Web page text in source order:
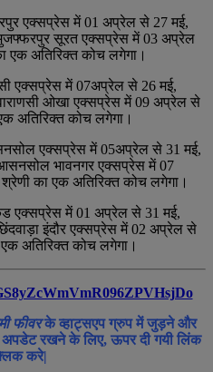
एक्‍सप्रेस में 01 अप्रेल से 27 मई,
सूरत एक्‍सप्रेस में 03 अप्रेल
एक अतिरिक्‍त कोच लगेगा।
एक्‍सप्रेस में 07अप्रेल से 26 मई,
ओखा एक्‍सप्रेस में 09 अप्रेल से
अतिरिक्‍त कोच लगेगा।
एक्‍सप्रेस में 05अप्रेल से 31 मई,
भावनगर एक्‍सप्रेस में 07
का एक अतिरिक्‍त कोच लगेगा।
एक्‍सप्रेस में 01 अप्रेल से 31 मई,
इंदौर एक्‍सप्रेस में 02 अप्रेल से
अतिरिक्‍त कोच लगेगा।
फीवरके व्हाट्सएप ग्रुप में जुड़ने और
अपडेट रखने के लिए, ऊपर दी गयी लिंक
करे|